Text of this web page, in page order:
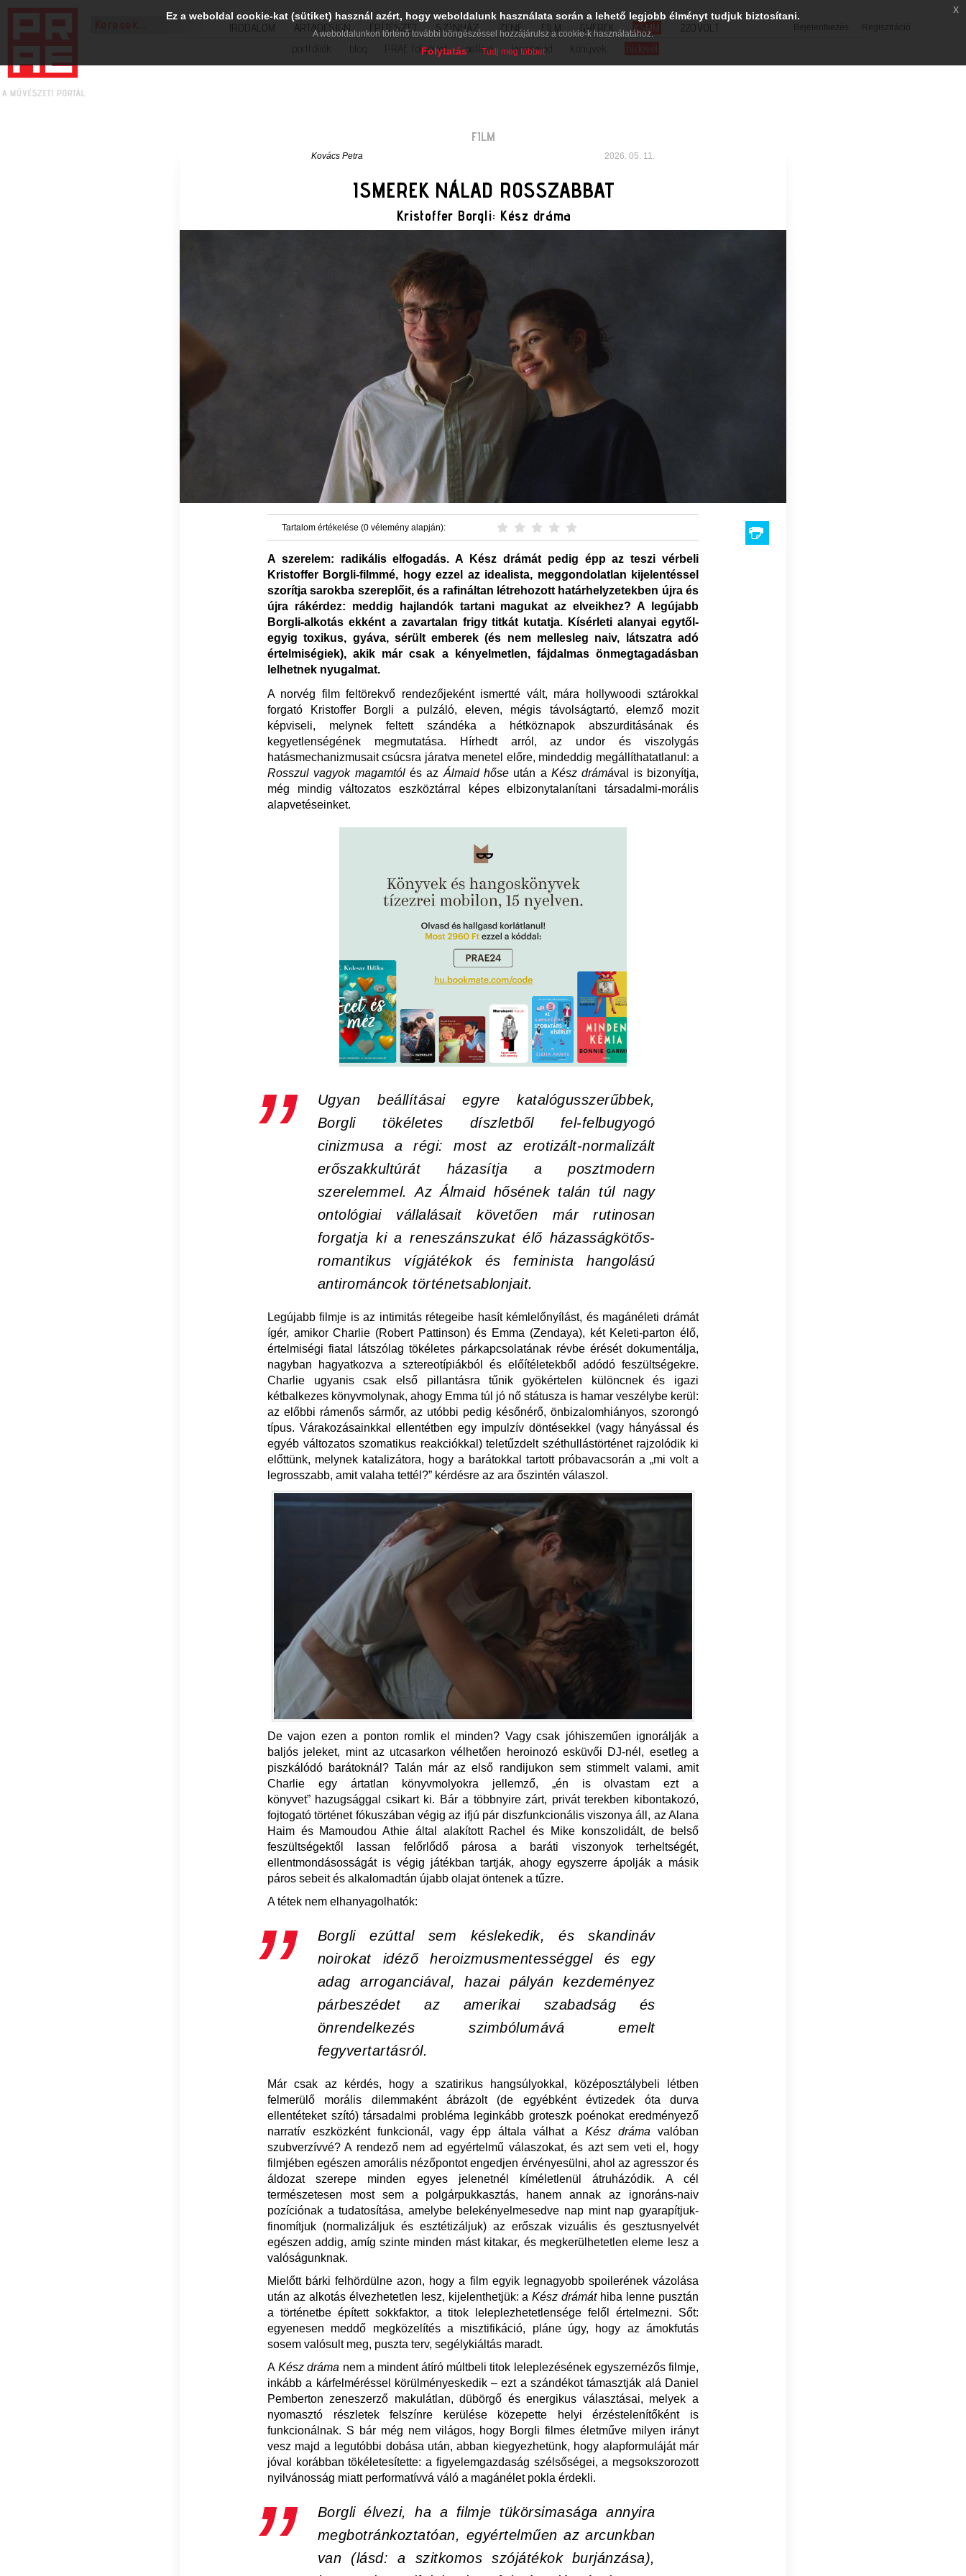
Bejelentkezés Regisztráció
IRODALOM ART&DESIGN ÉPÍTÉSZET SZÍNHÁZ ZENE FILM GYEREK KSMM
220VOLT
portfóliók
blog PRAE folyóirat petíció lapcsalád könyvek hírlevél
FILM
Kovács Petra 2026. 05. 11.
ISMEREK NÁLAD ROSSZABBAT
Kristoffer Borgli: Kész dráma
Tartalom értékelése (0 vélemény alapján):
A szerelem: radikális elfogadás. A Kész drámát pedig épp az teszi vérbeli
Kristoffer Borgli-filmmé, hogy ezzel az idealista, meggondolatlan kijelentéssel
szorítja sarokba szereplőit, és a rafináltan létrehozott határhelyzetekben újra és
újra rákérdez: meddig hajlandók tartani magukat az elveikhez? A legújabb
Borgli-alkotás ekként a zavartalan frigy titkát kutatja. Kísérleti alanyai egytől-
egyig toxikus, gyáva, sérült emberek (és nem mellesleg naiv, látszatra adó
értelmiségiek), akik már csak a kényelmetlen, fájdalmas önmegtagadásban
lelhetnek nyugalmat.
A norvég film feltörekvő rendezőjeként ismertté vált, mára hollywoodi sztárokkal
forgató Kristoffer Borgli a pulzáló, eleven, mégis távolságtartó, elemző mozit
képviseli, melynek feltett szándéka a hétköznapok abszurditásának és
kegyetlenségének megmutatása. Hírhedt arról, az undor és viszolygás
hatásmechanizmusait csúcsra járatva menetel előre, mindeddig megállíthatatlanul: a
Rosszul vagyok magamtól és az Álmaid hőse után a Kész drámával is bizonyítja,
még mindig változatos eszköztárral képes elbizonytalanítani társadalmi-morális
alapvetéseinket.
Ugyan beállításai egyre katalógusszerűbbek,
Borgli tökéletes díszletből fel-felbugyogó
cinizmusa a régi: most az erotizált-normalizált
erőszakkultúrát házasítja a posztmodern
szerelemmel. AzÁlmaid hősének talán túl nagy
ontológiai vállalásait követően már rutinosan
forgatja ki a reneszánszukat élő házasságkötős-
romantikus vígjátékok és feminista hangolású
antirománcok történetsablonjait.
Legújabb filmje is az intimitás rétegeibe hasít kémlelőnyílást, és magánéleti drámát
ígér, amikor Charlie (Robert Pattinson) és Emma (Zendaya), két Keleti-parton élő,
értelmiségi fiatal látszólag tökéletes párkapcsolatának révbe érését dokumentálja,
nagyban hagyatkozva a sztereotípiákból és előítéletekből adódó feszültségekre.
Charlie ugyanis csak első pillantásra tűnik gyökértelen különcnek és igazi
kétbalkezes könyvmolynak, ahogy Emma túl jó nő státusza is hamar veszélybe kerül:
az előbbi rámenős sármőr, az utóbbi pedig későnérő, önbizalomhiányos, szorongó
típus. Várakozásainkkal ellentétben egy impulzív döntésekkel (vagy hányással és
egyéb változatos szomatikus reakciókkal) teletűzdelt széthullástörténet rajzolódik ki
előttünk, melynek katalizátora, hogy a barátokkal tartott próbavacsorán a „mi volt a
legrosszabb, amit valaha tettél?” kérdésre az ara őszintén válaszol.
De vajon ezen a ponton romlik el minden? Vagy csak jóhiszeműen ignorálják a
baljós jeleket, mint az utcasarkon vélhetően heroinozó esküvői DJ-nél, esetleg a
piszkálódó barátoknál? Talán már az első randijukon sem stimmelt valami, amit
Charlie egy ártatlan könyvmolyokra jellemző, „én is olvastam ezt a
könyvet” hazugsággal csikart ki. Bár a többnyire zárt, privát terekben kibontakozó,
fojtogató történet fókuszában végig az ifjú pár diszfunkcionális viszonya áll, az Alana
Haim és Mamoudou Athie által alakított Rachel és Mike konszolidált, de belső
feszültségektől lassan felőrlődő párosa a baráti viszonyok terheltségét,
ellentmondásosságát is végig játékban tartják, ahogy egyszerre ápolják a másik
páros sebeit és alkalomadtán újabb olajat öntenek a tűzre.
A tétek nem elhanyagolhatók:
Borgli ezúttal sem késlekedik, és skandináv
noirokat idéző heroizmusmentességgel és egy
adag arroganciával, hazai pályán kezdeményez
párbeszédet az amerikai szabadság és
önrendelkezés szimbólumává emelt
fegyvertartásról.
Már csak az kérdés, hogy a szatirikus hangsúlyokkal, középosztálybeli létben
felmerülő morális dilemmaként ábrázolt (de egyébként évtizedek óta durva
ellentéteket szító) társadalmi probléma leginkább groteszk poénokat eredményező
narratív eszközként funkcionál, vagy épp általa válhat a Kész dráma valóban
szubverzívvé? A rendező nem ad egyértelmű válaszokat, és azt sem veti el, hogy
filmjében egészen amorális nézőpontot engedjen érvényesülni, ahol az agresszor és
áldozat szerepe minden egyes jelenetnél kíméletlenül átruházódik. A cél
természetesen most sem a polgárpukkasztás, hanem annak az ignoráns-naiv
pozíciónak a tudatosítása, amelybe belekényelmesedve nap mint nap gyarapítjuk-
finomítjuk (normalizáljuk és esztétizáljuk) az erőszak vizuális és gesztusnyelvét
egészen addig, amíg szinte minden mást kitakar, és megkerülhetetlen eleme lesz a
valóságunknak.
Mielőtt bárki felhördülne azon, hogy a film egyik legnagyobb spoilerének vázolása
után az alkotás élvezhetetlen lesz, kijelenthetjük: aKész drámát hiba lenne pusztán
a történetbe épített sokkfaktor, a titok leleplezhetetlensége felől értelmezni. Sőt:
egyenesen meddő megközelítés a misztifikáció, pláne úgy, hogy az ámokfutás
sosem valósult meg, puszta terv, segélykiáltás maradt.
AKész dráma nem a mindent átíró múltbeli titok leleplezésének egyszernézős filmje,
inkább a kárfelméréssel körülményeskedik – ezt a szándékot támasztják alá Daniel
Pemberton zeneszerző makulátlan, dübörgő és energikus választásai, melyek a
nyomasztó részletek felszínre kerülése közepette helyi érzéstelenítőként is
funkcionálnak. S bár még nem világos, hogy Borgli filmes életműve milyen irányt
vesz majd a legutóbbi dobása után, abban kiegyezhetünk, hogy alapformuláját már
jóval korábban tökéletesítette: a figyelemgazdaság szélsőségei, a megsokszorozott
nyilvánosság miatt performatívvá váló a magánélet pokla érdekli.
Borgli élvezi, ha a filmje tükörsimasága annyira
megbotránkoztatóan, egyértelműen az arcunkban
van (lásd: a szitkomos szójátékok burjánzása),
Ez a weboldal cookie-kat (sütiket) használ azért, hogy weboldalunk használata során a lehető legjobb élményt tudjuk biztosítani.
A weboldalunkon történő további böngészéssel hozzájárulsz a cookie-k használatához.
Folytatás Tudj meg többet
x